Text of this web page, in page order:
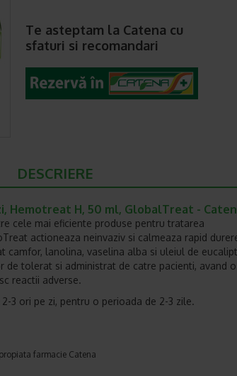
Te asteptam la Catena cu
sfaturi si recomandari
DESCRIERE
Hemotreat H, 50 ml, GlobalTreat -
cele mai eficiente produse pentru tratarea
actioneaza neinvaziv si calmeaza rapid
camfor, lanolina, vaselina alba si uleiul de
de tolerat si administrat de catre pacienti, avand o
reactii adverse.
3 ori pe zi, pentru o perioada de 2-3 zile.
farmacie Catena